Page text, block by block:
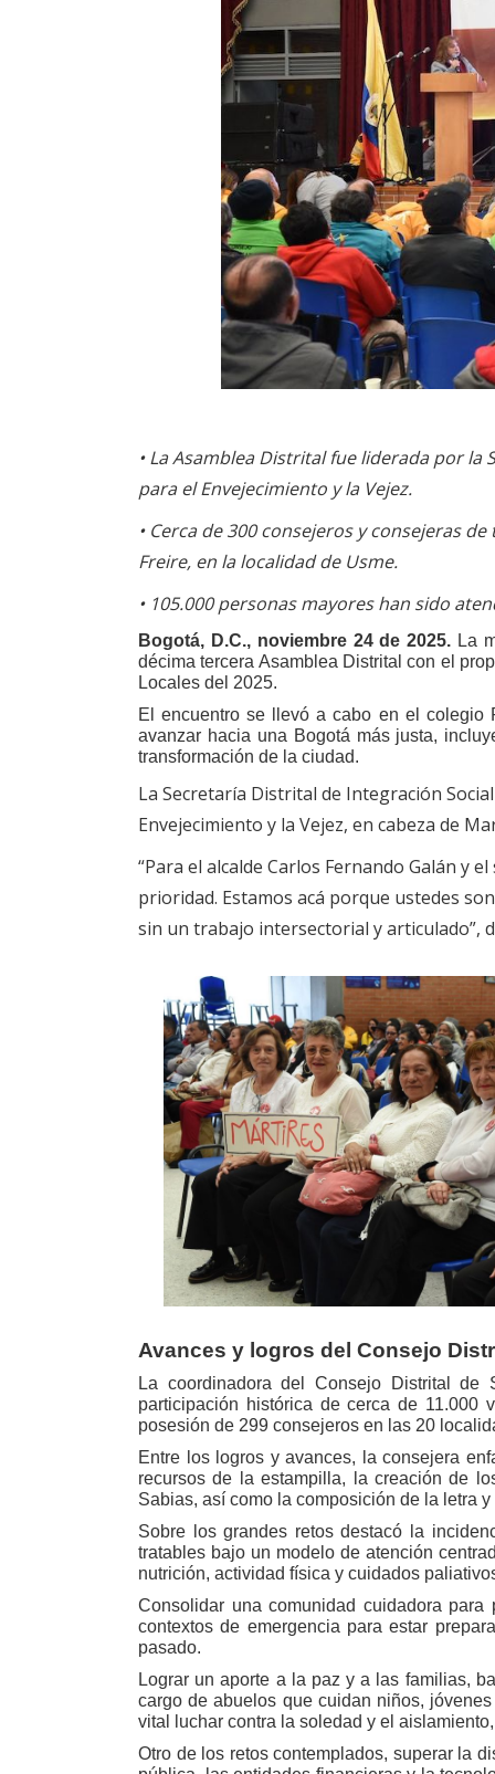
•La Asamblea Distrital fue liderada por la
para el Envejecimiento y la Vejez.
• Cerca de 300 consejeros y consejeras
Freire, en la localidad de Usme.
• 105.000 personas mayores han sido
Bogotá, D.C., noviembre 24 de 2025. La
décima tercera Asamblea Distrital con el
Locales del 2025.
El encuentro se llevó a cabo en el colegio
avanzar hacia una Bogotá más justa,
transformación de la ciudad.
La Secretaría Distrital de Integración
Envejecimiento y la Vejez, en cabeza de
“Para el alcalde Carlos Fernando Galán y
prioridad. Estamos acá porque ustedes
sin un trabajo intersectorial y articulado”,
Avances y logros del Consejo
La coordinadora del Consejo Distrital de
participación histórica de cerca de 11.000
posesión de 299 consejeros en las 20
Entre los logros y avances, la consejera
recursos de la estampilla, la creación de
Sabias, así como la composición de la letra
Sobre los grandes retos destacó la
tratables bajo un modelo de atención
nutrición, actividad física y cuidados
Consolidar una comunidad cuidadora
contextos de emergencia para estar
pasado.
Lograr un aporte a la paz y a las familias,
cargo de abuelos que cuidan niños,
vital luchar contra la soledad y el
Otro de los retos contemplados, superar la